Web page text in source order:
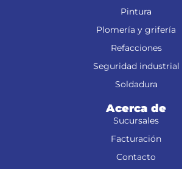
Pintura
Plomería y grifería
Refacciones
Seguridad industrial
Soldadura
Acerca de
Sucursales
Facturación
Contacto